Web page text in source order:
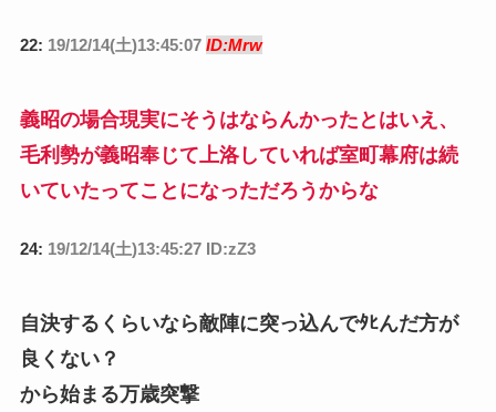
22: 19/12/14(土)13:45:07 ID:Mrw
義昭の場合現実にそうはならんかったとはいえ、
毛利勢が義昭奉じて上洛していれば室町幕府は続
いていたってことになっただろうからな
24: 19/12/14(土)13:45:27 ID:zZ3
自決するくらいなら敵陣に突っ込んでﾀﾋんだ方が
良くない？
から始まる万歳突撃